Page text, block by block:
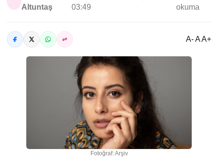
Altuntaş
03:49
okuma
A- A A+
Fotoğraf: Arşiv